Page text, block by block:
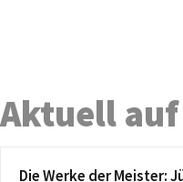
Aktuell auf
Die Werke der Meister: